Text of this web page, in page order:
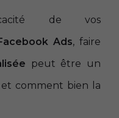
de vos
Ads, faire
peut être un
comment bien la